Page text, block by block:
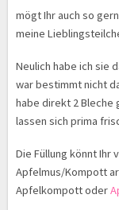
mögt Ihr auch so
meine
Neulich habe ich sie
war bestimmt nicht
habe direkt 2 Bleche
lassen sich prima
Die Füllung könnt Ihr
Apfelmus/Kompott
Apfelkompott oder